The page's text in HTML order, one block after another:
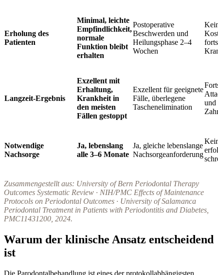
Erholung des
Patienten
Minimal, leichte
Empfindlichkeit,
normale
Funktion bleibt
erhalten
Postoperative
Beschwerden und
Heilungsphase 2–4
Wochen
Langzeit-Ergebnis
Exzellent mit
Erhaltung,
Krankheit in
den meisten
Fällen gestoppt
Exzellent für geeignete
Fälle, überlegene
Taschenelimination
und
Notwendige
Nachsorge
Ja, lebenslang
alle 3–6 Monate
Ja, gleiche lebenslange
Nachsorgeanforderung
Zusammengestellt aus: University of Bern Periodontal Therapy
Outcomes Systematic Review · NIH/PMC Effects of Maintenance
Protocols on Periodontal Outcomes · University of Salamanca
Periodontal Treatment in Patients with Periodontitis and Diabetes,
PMC11431200, 2024.
Warum der klinische Ansatz entscheidend
ist
Die Parodontalbehandlung ist eines der protokollabhängigsten